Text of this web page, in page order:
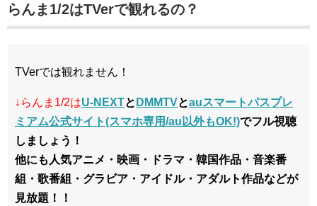
らんま1/2はTVerで観れるの？
TVerでは観れません！
↓らんま1/2はU-NEXTと DMMTVとauスマートパスプレ
ミアム公式サイト(スマホ専用/au以外もOK!)でフル視聴
しましょう！
他にも人気アニメ・映画・ドラマ・韓国作品・音楽番
組・歌番組・グラビア・アイドル・アダルト作品などが
見放題！！